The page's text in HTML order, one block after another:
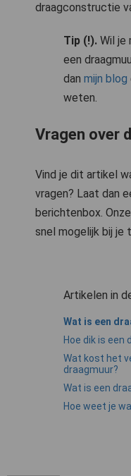
draagconstructie
Tip (!). Wil je
een
dan mijn blog
weten.
Vragen over
Vind je dit artikel
vragen? Laat dan
berichtenbox.
snel mogelijk bij je
Artikelen in
Wat is een
Hoe dik is een
Wat kost het
draagmuur?
Wat is een
Hoe weet je